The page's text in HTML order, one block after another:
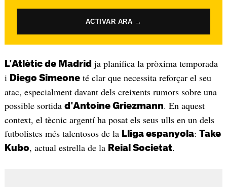
ACTIVAR ARA →
L'Atlètic de Madrid ja planifica la pròxima temporada
i Diego Simeoneté clar que necessita reforçar el seu
atac, especialment davant dels creixents rumors sobre una
possible sortida d'Antoine Griezmann. En aquest
context, el tècnic argentí ha posat els seus ulls en un dels
futbolistes més talentosos de la Lliga espanyola: Take
Kubo, actual estrella de la Reial Societat.